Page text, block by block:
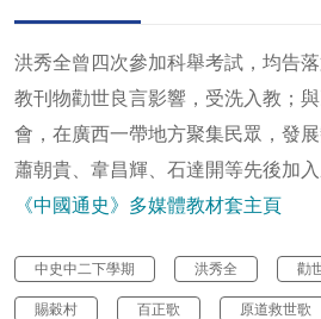
洪秀全曾四次參加科舉考試，均告
教刊物勸世良言影響，受洗入教；
會，在廣西一帶地方聚集民眾，發展
蕭朝貴、韋昌輝、石達開等先後加入
《中國通史》多媒體教材套主頁
中史中二下學期 洪秀全 勸
賜穀村 百正歌 原道救世歌